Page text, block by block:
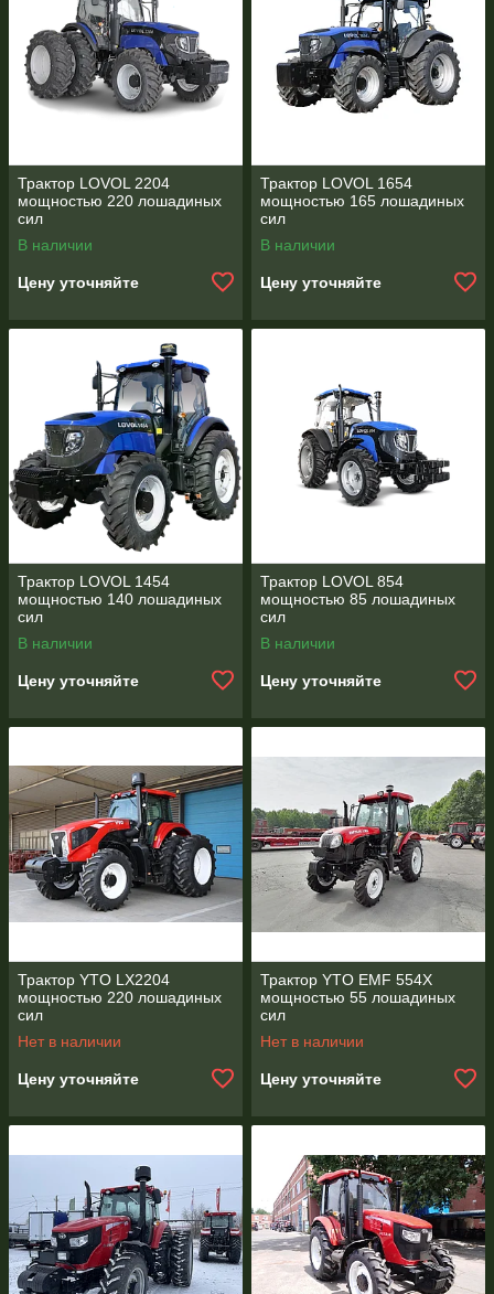
Трактор LOVOL 2204
мощностью 220 лошадиных
сил
В наличии
Цену уточняйте
Трактор LOVOL 1654
мощностью 165 лошадиных
сил
В наличии
Цену уточняйте
Трактор LOVOL 1454
мощностью 140 лошадиных
сил
В наличии
Цену уточняйте
Трактор LOVOL 854
мощностью 85 лошадиных
сил
В наличии
Цену уточняйте
Трактор YTO LX2204
мощностью 220 лошадиных
сил
Нет в наличии
Цену уточняйте
Трактор YTO EМF 554X
мощностью 55 лошадиных
сил
Нет в наличии
Цену уточняйте